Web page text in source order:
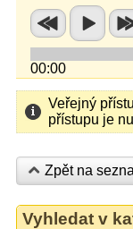
00:00
Veřejný
přístupu je
Zpět na
Vyhledat v